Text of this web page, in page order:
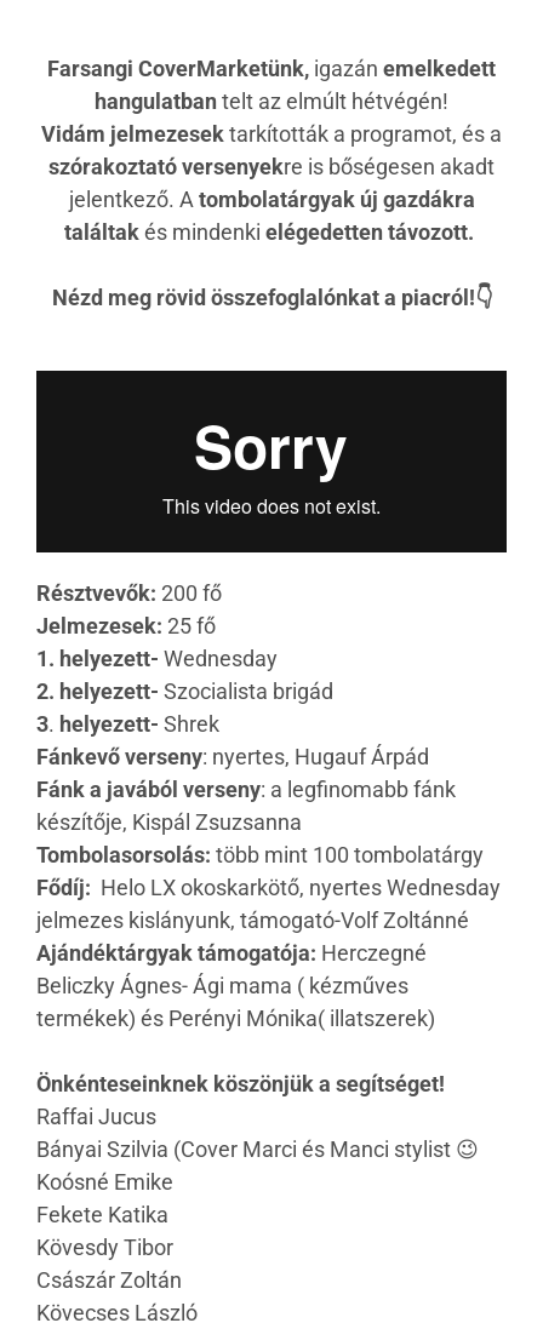
Farsangi CoverMarketünk, igazán emelkedett
hangulatbantelt az elmúlt hétvégén!
Vidám jelmezesektarkították a programot, és a
szórakoztató versenyekre is bőségesen akadt
jelentkező. A tombolatárgyak új gazdákra
találtakés mindenki elégedetten távozott.
Nézd meg rövid összefoglalónkat a piacról!👇
Résztvevők: 200 fő
Jelmezesek: 25 fő
1. helyezett- Wednesday
2. helyezett- Szocialista brigád
3. helyezett- Shrek
Fánkevő verseny: nyertes, Hugauf Árpád
Fánk a javából verseny: a legfinomabb fánk
készítője, Kispál Zsuzsanna
Tombolasorsolás: több mint 100 tombolatárgy
Fődíj: Helo LX okoskarkötő, nyertes Wednesday
jelmezes kislányunk, támogató-Volf Zoltánné
Ajándéktárgyak támogatója: Herczegné
Beliczky Ágnes- Ági mama ( kézműves
termékek) és Perényi Mónika( illatszerek)
Önkénteseinknek köszönjük a segítséget!
Raffai Jucus
Bányai Szilvia (Cover Marci és Manci stylist 😉
Koósné Emike
Fekete Katika
Kövesdy Tibor
Császár Zoltán
Kövecses László